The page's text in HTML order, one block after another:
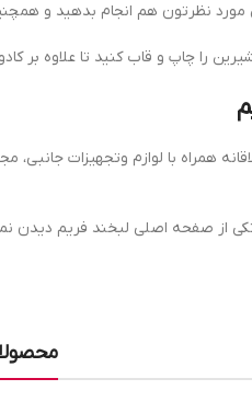
نظرتون هم انجام بدهید و
را چاپ و قاب کنید تا علاوه
همراه با لوازم وتجهیزات
از صفحه اصلی لبخند فریم دیدن